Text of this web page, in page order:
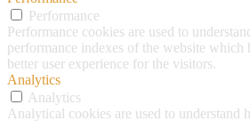
Performance
Performance cookies are used to
performance indexes of the website which
better user experience for the visitors.
Analytics
Analytics
Analytical cookies are used to understand